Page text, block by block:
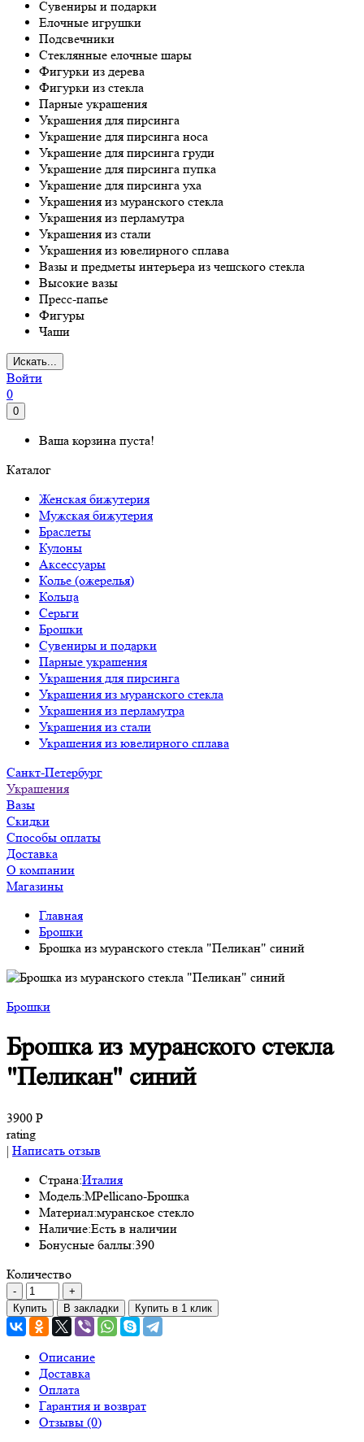
Сувениры и подарки
Елочные игрушки
Подсвечники
Стеклянные елочные шары
Фигурки из дерева
Фигурки из стекла
Парные украшения
Украшения для пирсинга
Украшение для пирсинга носа
Украшение для пирсинга груди
Украшение для пирсинга пупка
Украшение для пирсинга уха
Украшения из муранского стекла
Украшения из перламутра
Украшения из стали
Украшения из ювелирного сплава
Вазы и предметы интерьера из чешского стекла
Высокие вазы
Пресс-папье
Фигуры
Чаши
Искать...
Войти
0
0
Ваша корзина пуста!
Каталог
Женская бижутерия
Мужская бижутерия
Браслеты
Кулоны
Аксессуары
Колье (ожерелья)
Кольца
Серьги
Брошки
Сувениры и подарки
Парные украшения
Украшения для пирсинга
Украшения из муранского стекла
Украшения из перламутра
Украшения из стали
Украшения из ювелирного сплава
Санкт-Петербург
Украшения
Вазы
Скидки
Способы оплаты
Доставка
О компании
Магазины
Главная
Брошки
Брошка из муранского стекла "Пеликан" синий
Брошки
Брошка из муранского стекла
"Пеликан" синий
3900 Р
rating
| Написать отзыв
Страна:Италия
Модель:MPellicano-Брошка
Материал:муранское стекло
Наличие:Есть в наличии
Бонусные баллы:390
Количество
Купить В закладки Купить в 1 клик
Описание
Доставка
Оплата
Гарантия и возврат
Отзывы (0)